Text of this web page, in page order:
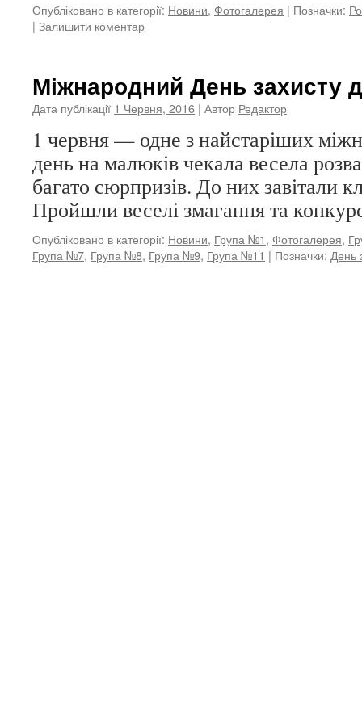
Опубліковано в категорії: Новини, Фотогалерея | Позначки:
| Залишити коментар
Міжнародний День захисту
Дата публікації 1 Червня, 2016 | Автор Редактор
1 червня — одне з найстаріших
день на малюків чекала весела
багато сюрпризів. До них завітали
Пройшли веселі змагання та
Опубліковано в категорії: Новини, Група №1, Фотогалерея,
Група №7, Група №8, Група №9, Група №11 | Позначки: День